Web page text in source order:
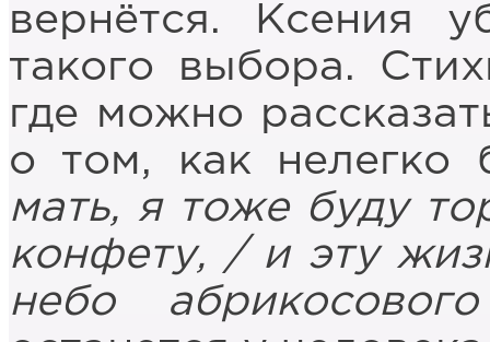
вернётся. Ксения
такого выбора.
где можно
о том, как нелегко
мать, я тоже буду
конфету, / и эту
небо